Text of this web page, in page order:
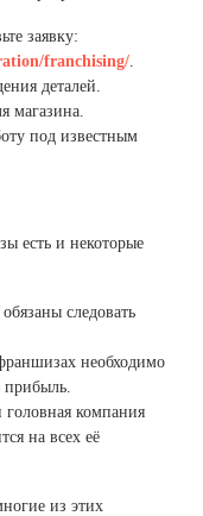
заявку:
franchising/.
деталей.
магазина.
под известным
есть и некоторые
следовать
необходимо
прибыль.
головная компания
на всех её
из этих